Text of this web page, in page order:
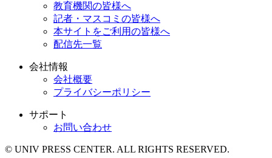
教育機関の皆様へ
記者・マスコミの皆様へ
本サイトをご利用の皆様へ
配信先一覧
会社情報
会社概要
プライバシーポリシー
サポート
お問い合わせ
© UNIV PRESS CENTER. ALL RIGHTS RESERVED.